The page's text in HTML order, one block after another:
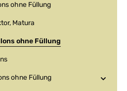
ohne Füllung
Matura
ohne Füllung
ohne Füllung